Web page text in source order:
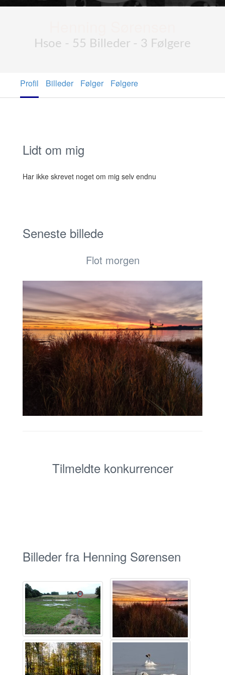
Hsoe - 55 Billeder - 3 Følgere
Profil Billeder Følger Følgere
Lidt om mig
Har ikke skrevet noget om mig selv endnu
Seneste billede
Flot morgen
Tilmeldte konkurrencer
Billeder fra Henning Sørensen